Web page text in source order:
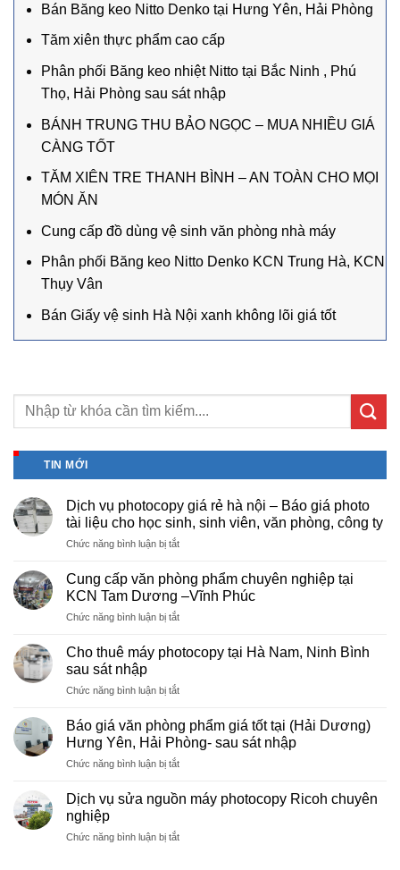
Bán Băng keo Nitto Denko tại Hưng Yên, Hải Phòng
Tăm xiên thực phẩm cao cấp
Phân phối Băng keo nhiệt Nitto tại Bắc Ninh , Phú
Thọ, Hải Phòng sau sát nhập
BÁNH TRUNG THU BẢO NGỌC – MUA NHIỀU GIÁ
CÀNG TỐT
TĂM XIÊN TRE THANH BÌNH – AN TOÀN CHO MỌI
MÓN ĂN
Cung cấp đồ dùng vệ sinh văn phòng nhà máy
Phân phối Băng keo Nitto Denko KCN Trung Hà, KCN
Thụy Vân
Bán Giấy vệ sinh Hà Nội xanh không lõi giá tốt
TIN MỚI
Dịch vụ photocopy giá rẻ hà nội – Báo giá photo
tài liệu cho học sinh, sinh viên, văn phòng, công ty
Chức năng bình luận bị tắtở
vụ
photocopy
rẻ
nội
giá
tài
liệu
học
sinh
Cung cấp văn phòng phẩm chuyên nghiệp tại
KCN Tam Dương –Vĩnh Phúc
Chức năng bình luận bị tắtở
cấp
phẩm
nghiệp
tại
Tam
–
Cho thuê máy photocopy tại Hà Nam, Ninh Bình
sau sát nhập
Chức năng bình luận bị tắtở
máy
photocopy
tại
Nam,
sau
Báo giá văn phòng phẩm giá tốt tại (Hải Dương)
Hưng Yên, Hải Phòng- sau sát nhập
Chức năng bình luận bị tắtở
phẩm
Dịch vụ sửa nguồn máy photocopy Ricoh chuyên
nghiệp
Chức năng bình luận bị tắtở